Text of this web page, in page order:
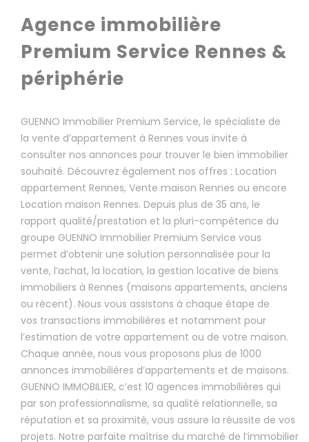
Agence immobilière
Premium Service Rennes &
périphérie
GUENNO Immobilier Premium Service, le spécialiste de
la vente d’appartement à Rennes vous invite à
consulter nos annonces pour trouver le bien immobilier
souhaité. Découvrez également nos offres : Location
appartement Rennes, Vente maison Rennes ou encore
Location maison Rennes. Depuis plus de 35 ans, le
rapport qualité/prestation et la pluri-compétence du
groupe GUENNO Immobilier Premium Service vous
permet d’obtenir une solution personnalisée pour la
vente, l’achat, la location, la gestion locative de biens
immobiliers à Rennes (maisons appartements, anciens
ou récent). Nous vous assistons à chaque étape de
vos transactions immobilières et notamment pour
l’estimation de votre appartement ou de votre maison.
Chaque année, nous vous proposons plus de 1000
annonces immobilières d’appartements et de maisons.
GUENNO IMMOBILIER, c’est 10 agences immobilières qui
par son professionnalisme, sa qualité relationnelle, sa
réputation et sa proximité, vous assure la réussite de vos
projets. Notre parfaite maîtrise du marché de l’immobilier